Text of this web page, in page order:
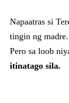
Napaatras si
tingin ng madre.
Pero sa loob
itinatago sila.